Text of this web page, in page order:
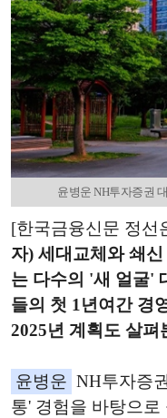
윤병운 NH투자증권
[한국금융신문 정선
자) 세대교체와 쇄
는 다수의 '새 얼굴'
들의 첫 1년여간 경
2025년 계획도 살펴
윤병운 NH투자증
통' 경험을 바탕으